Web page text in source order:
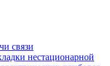
связи
нестационарной